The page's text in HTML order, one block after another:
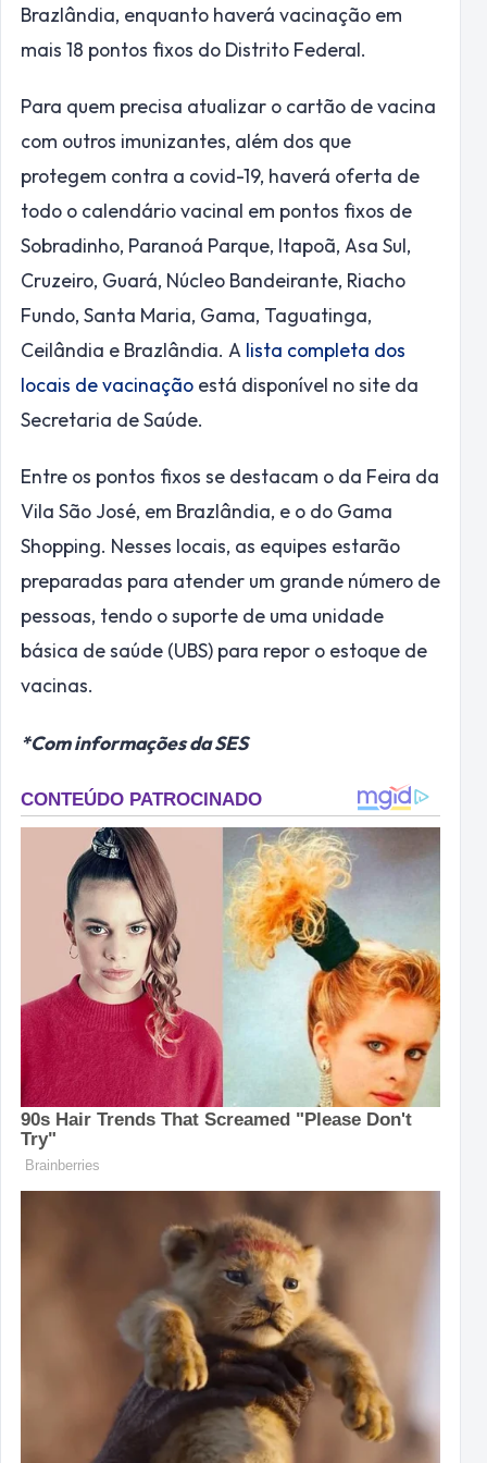
Brazlândia, enquanto haverá vacinação em
mais 18 pontos fixos do Distrito Federal.
Para quem precisa atualizar o cartão de vacina
com outros imunizantes, além dos que
protegem contra a covid-19, haverá oferta de
todo o calendário vacinal em pontos fixos de
Sobradinho, Paranoá Parque, Itapoã, Asa Sul,
Cruzeiro, Guará, Núcleo Bandeirante, Riacho
Fundo, Santa Maria, Gama, Taguatinga,
Ceilândia e Brazlândia. A lista completa dos
locais de vacinação está disponível no site da
Secretaria de Saúde.
Entre os pontos fixos se destacam o da Feira da
Vila São José, em Brazlândia, e o do Gama
Shopping. Nesses locais, as equipes estarão
preparadas para atender um grande número de
pessoas, tendo o suporte de uma unidade
básica de saúde (UBS) para repor o estoque de
vacinas.
*Com informações da SES